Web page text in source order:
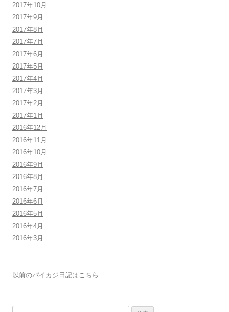
2017年10月
2017年9月
2017年8月
2017年7月
2017年6月
2017年5月
2017年4月
2017年3月
2017年2月
2017年1月
2016年12月
2016年11月
2016年10月
2016年9月
2016年8月
2016年7月
2016年6月
2016年5月
2016年4月
2016年3月
以前のパイカジ日記はこちら